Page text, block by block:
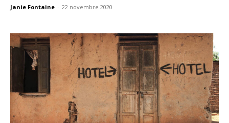
Janie Fontaine - 22 novembre 2020